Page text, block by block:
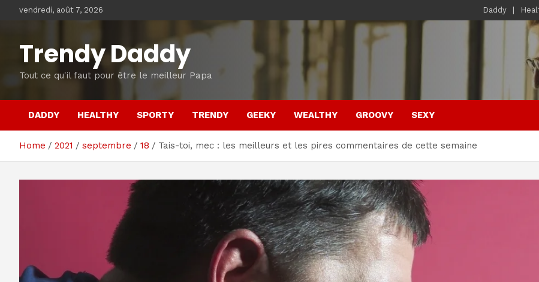
vendredi, août 7, 2026 Daddy
Trendy Daddy
Tout ce qu'il faut pour être le meilleur Papa
DADDY HEALTHY SPORTY TRENDY GEEKY WEALTHY GROOVY SEXY
Home 2021 septembre 18 Tais-toi, mec : les meilleurs et les pires commentaires de cette semaine